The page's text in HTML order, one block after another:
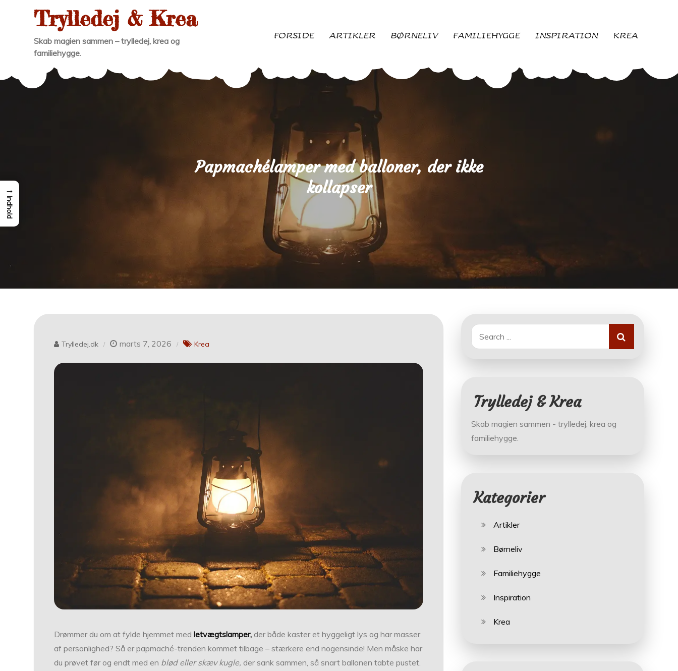
Trylledej & Krea
Skab magien sammen – trylledej, krea og
familiehygge.
FORSIDE ARTIKLER BØRNELIV FAMILIEHYGGE INSPIRATION KREA
Papmachélamper med balloner, der ikke
kollapser
Trylledej.dk marts 7, 2026 Krea
Drømmer du om at fylde hjemmet medletvægtslamper, der både kaster et hyggeligt lys og har masser
af personlighed? Så er papmaché-trenden kommet tilbage – stærkere end nogensinde! Men måske har
du prøvet før og endt med en blød eller skæv kugle, der sank sammen, så snart ballonen tabte pustet.
Search
for:
Trylledej & Krea
Skab magien sammen - trylledej, krea og
familiehygge.
Kategorier
Artikler
Børneliv
Familiehygge
Inspiration
Krea
→
Indhold